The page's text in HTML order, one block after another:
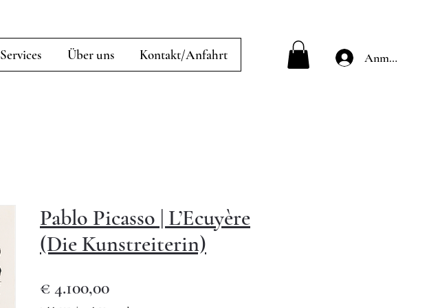
Services Über uns Kontakt/Anfahrt Anmelden
Pablo Picasso | L’Ecuyère
(Die Kunstreiterin)
€ 4.100,00Preis